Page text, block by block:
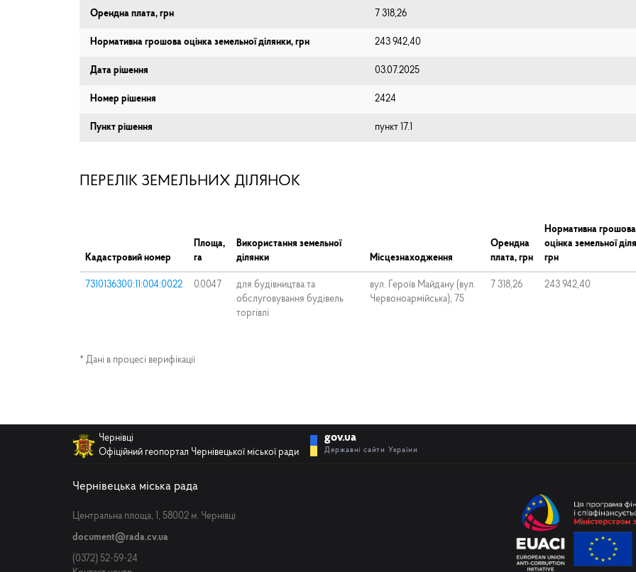
Орендна плата, грн 7 318,26
Нормативна грошова оцінка земельної ділянки, грн 243 942,40
Дата рішення 03.07.2025
Номер рішення 2424
Пункт рішення пункт 17.1
ПЕРЕЛІК ЗЕМЕЛЬНИХ ДІЛЯНОК
Кадастровий номер
Площа,
га
Використання земельної
ділянки
Місцезнаходження
Орендна
плата, грн
Нормативна грошова
оцінка земельної
грн
7310136300:11:004:0022 0.0047
для будівництва та
обслуговування будівель
торгівлі
вул. Героїв Майдану (вул.
Червоноармійська), 75
7 318,26 243 942,40
* Дані в процесі верифікації
Чернівці
Офіційний геопортал Чернівецької міської ради
gov.ua
Державні сайти України
Чернівецька міська рада
Центральна площа, 1, 58002 м. Чернівці
document@rada.cv.ua
(0372) 52-59-24